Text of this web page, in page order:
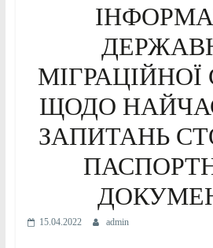
ЩОДО
ЗАПИТАНЬ
15.04.2022 admin